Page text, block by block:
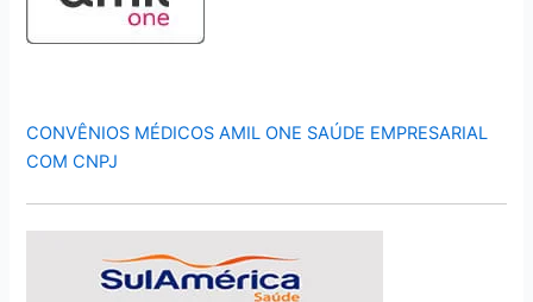
CONVÊNIOS MÉDICOS AMIL ONE SAÚDE EMPRESARIAL
COM CNPJ